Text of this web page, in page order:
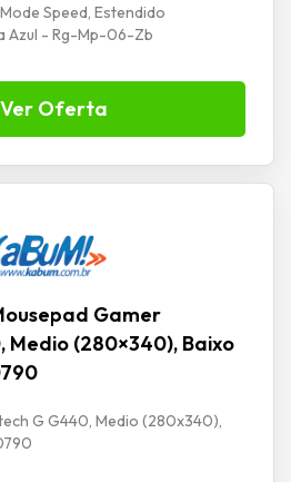
Speed, Estendido
Azul - Rg-Mp-06-Zb
Ver Oferta
Gamer
Medio (280×340), Baixo
G G440, Medio (280x340),